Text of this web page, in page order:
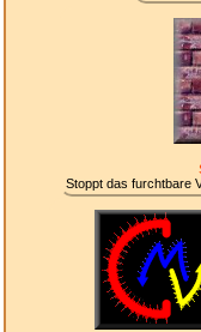
Stoppt das furchtbare